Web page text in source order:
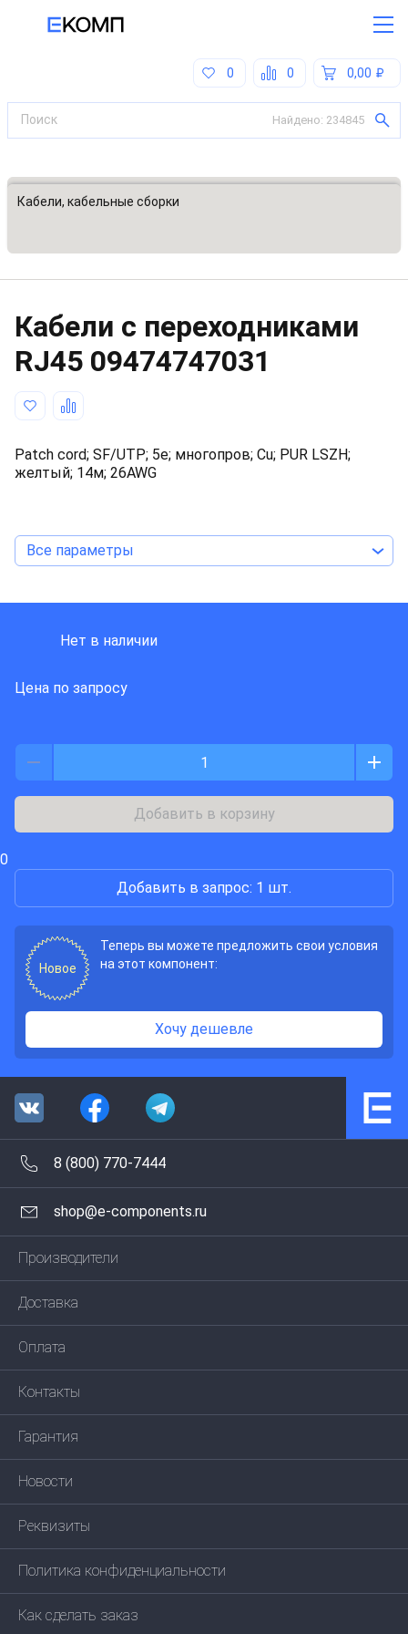
0,00
0
0
Найдено: 234845
Все категории
Кабели, кабельные сборки
Кабели с переходниками
RJ45 09474747031
Patch cord; SF/UTP; 5e; многопров; Cu; PUR LSZH;
желтый; 14м; 26AWG
Все параметры
Нет в наличии
Цена по запросу
Добавить в корзину
0
Добавить в запрос: 1 шт.
Новое
Теперь вы можете предложить свои условия
на этот компонент:
Хочу дешевле
8 (800) 770-7444
shop@e-components.ru
Производители
Доставка
Оплата
Контакты
Гарантия
Новости
Реквизиты
Политика конфиденциальности
Как сделать заказ